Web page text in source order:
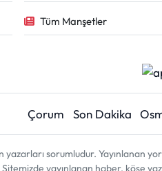
Tüm Manşetler
Çorum Son Dakika
sorumludur. Yayınlanan
yayınlanan haber, köşe